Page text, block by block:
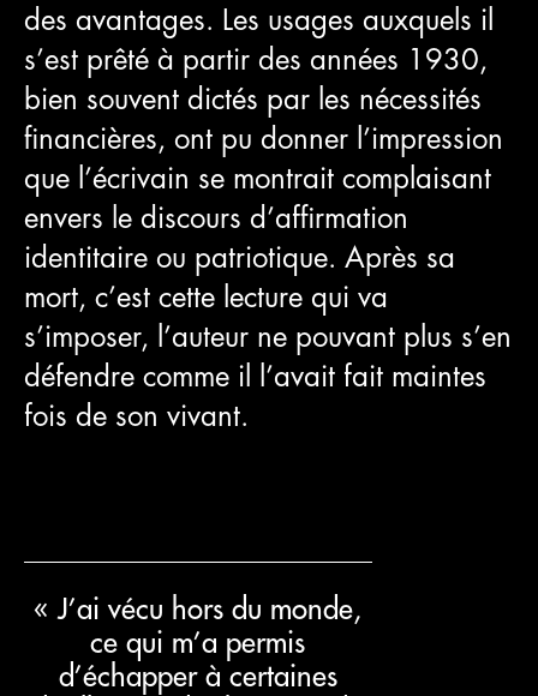
des avantages. Les usages auxquels il
s’est prêté à partir des années 1930,
bien souvent dictés par les nécessités
financières, ont pu donner l’impression
que l’écrivain se montrait complaisant
envers le discours d’affirmation
identitaire ou patriotique. Après sa
mort, c’est cette lecture qui va
s’imposer, l’auteur ne pouvant plus s’en
défendre comme il l’avait fait maintes
fois de son vivant.
« J’ai vécu hors du monde,
ce qui m’a permis
d’échapper à certaines